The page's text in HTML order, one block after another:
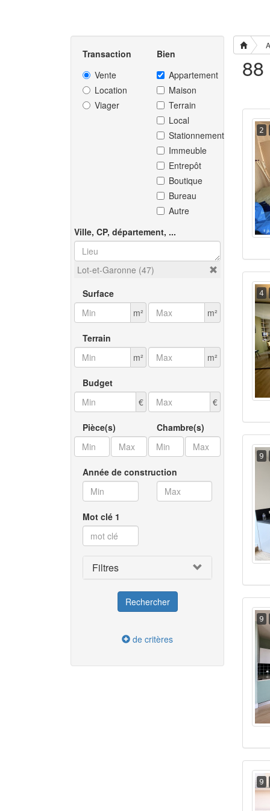
Transaction
Vente
Location
Viager
Bien
Appartement
Maison
Terrain
Local
Stationnement
Immeuble
Entrepôt
Boutique
Bureau
Autre
Ville, CP, département, ...
Lot-et-Garonne (47)
Surface
m²
m²
Terrain
m²
m²
Budget
€
€
Pièce(s) Chambre(s)
Année de construction
Mot clé 1
Filtres
de critères
2
4
9
9
9